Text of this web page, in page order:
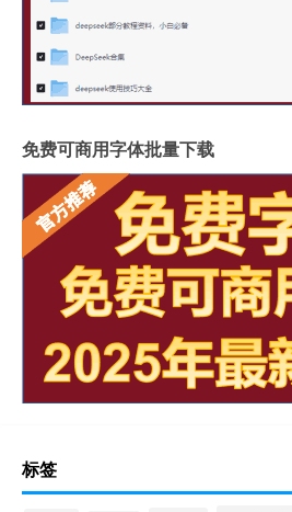
免费可商用字体批量下载
标签